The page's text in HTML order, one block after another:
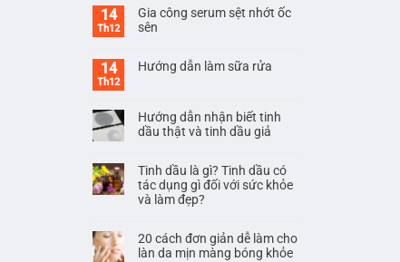
14
Th12
Gia công serum sệt nhớt ốc
sên
14
Th12
Hướng dẫn làm sữa rửa
Hướng dẫn nhận biết tinh
dầu thật và tinh dầu giả
Tinh dầu là gì? Tinh dầu có
tác dụng gì đối với sức khỏe
và làm đẹp?
20 cách đơn giản dễ làm cho
làn da mịn màng bóng khỏe